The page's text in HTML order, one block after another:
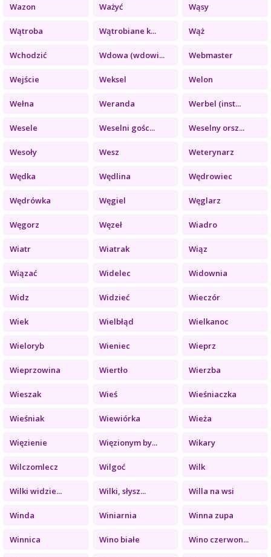
Wazon Ważyć Wąsy
Wątroba Wątrobiane k... Wąż
Wchodzić Wdowa (wdowi... Webmaster
Wejście Weksel Welon
Wełna Weranda Werbel (inst...
Wesele Weselni gośc... Weselny orsz...
Wesoły Wesz Weterynarz
Wędka Wędlina Wędrowiec
Wędrówka Węgiel Węglarz
Węgorz Węzeł Wiadro
Wiatr Wiatrak Wiąz
Wiązać Widelec Widownia
Widz Widzieć Wieczór
Wiek Wielbłąd Wielkanoc
Wieloryb Wieniec Wieprz
Wieprzowina Wiertło Wierzba
Wieszak Wieś Wieśniaczka
Wieśniak Wiewiórka Wieża
Więzienie Więzionym by... Wikary
Wilczomlecz Wilgoć Wilk
Wilki widzie... Wilki, słysz... Willa na wsi
Winda Winiarnia Winna zupa
Winnica Wino białe Wino czerwon...